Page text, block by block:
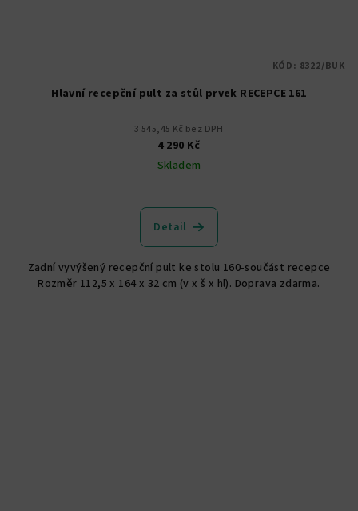
Hlavní recepční pult za stůl prvek RECEPCE 161
3 545,45 Kč bez DPH
4 290 Kč
Skladem
hodnocení
produktu
z
5
Detail
Zadní vyvýšený recepční pult ke stolu 160-součást recepce
Rozměr 112,5 x 164 x 32 cm (v x š x hl). Doprava zdarma.
KÓD: 8322/BUK